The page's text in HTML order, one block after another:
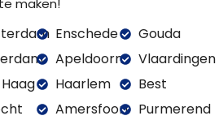
maken!
Enschede
Apeldoorn
Haarlem
Amersfoort
Gouda
Vlaardingen
Best
Purmerend